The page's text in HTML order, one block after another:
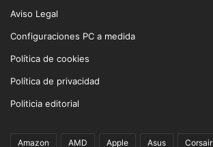
Aviso Legal
Configuraciones PC a medida
Política de cookies
Política de privacidad
Politicia editorial
Amazon AMD Apple Asus Corsair